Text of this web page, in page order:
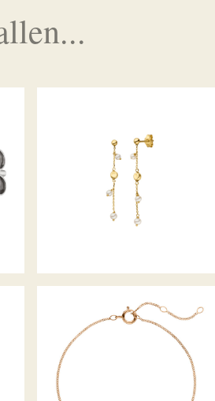
PALIDO OHRHÄNGER
PALIDO DIAMANTARMBAND